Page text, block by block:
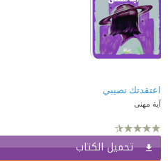
اعتقدتك نصيبي
آية مهنى
تحميل الكتاب